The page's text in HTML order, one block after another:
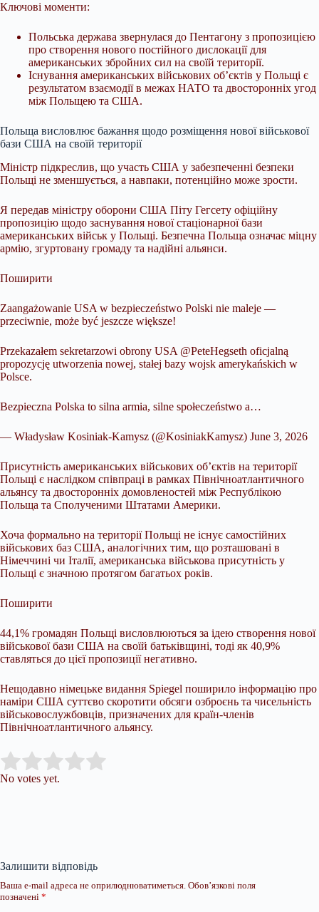
Ключові моменти:
Польська держава звернулася до Пентагону з пропозицією
про створення нового постійного дислокації для
американських збройних сил на своїй території.
Існування американських військових об’єктів у Польщі є
результатом взаємодії в межах НАТО та двосторонніх угод
між Польщею та США.
Польща висловлює бажання щодо розміщення нової військової
бази США на своїй території
Міністр підкреслив, що участь США у забезпеченні безпеки
Польщі не зменшується, а навпаки, потенційно може зрости.
Я передав міністру оборони США Піту Гегсету офіційну
пропозицію щодо заснування нової стаціонарної бази
американських військ у Польщі. Безпечна Польща означає міцну
армію, згуртовану громаду та надійні альянси.
Поширити
Zaangażowanie USA w bezpieczeństwo Polski nie maleje —
przeciwnie, może być jeszcze większe!
Przekazałem sekretarzowi obrony USA @PeteHegseth oficjalną
propozycję utworzenia nowej, stałej bazy wojsk amerykańskich w
Polsce.
Bezpieczna Polska to silna armia, silne społeczeństwo a…
— Władysław Kosiniak-Kamysz (@KosiniakKamysz) June 3, 2026
Присутність американських військових об’єктів на території
Польщі є наслідком співпраці в рамках Північноатлантичного
альянсу та двосторонніх домовленостей між Республікою
Польща та Сполученими Штатами Америки.
Хоча формально на території Польщі не існує самостійних
військових баз США, аналогічних тим, що розташовані в
Німеччині чи Італії, американська військова присутність у
Польщі є значною протягом багатьох років.
Поширити
44,1% громадян Польщі висловлюються за ідею створення нової
військової бази США на своїй батьківщині, тоді як 40,9%
ставляться до цієї пропозиції негативно.
Нещодавно німецьке видання Spiegel поширило інформацію про
наміри США суттєво скоротити обсяги озброєнь та чисельність
військовослужбовців, призначених для країн-членів
Північноатлантичного альянсу.
Rate this item:
No votes yet.
Залишити відповідь
Ваша e-mail адреса не оприлюднюватиметься. Обов’язкові поля
позначені *